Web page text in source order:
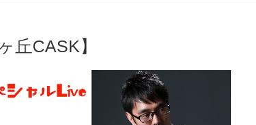
丘CASK】